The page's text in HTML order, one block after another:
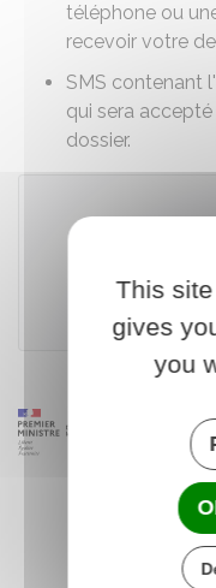
téléphone ou
recevoir votre
SMS contenant
qui sera
dossier.
This
gives
you